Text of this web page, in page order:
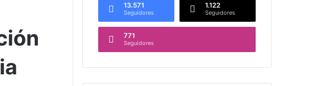
13.571
Seguidores
1.122
Seguidores
771
Seguidores